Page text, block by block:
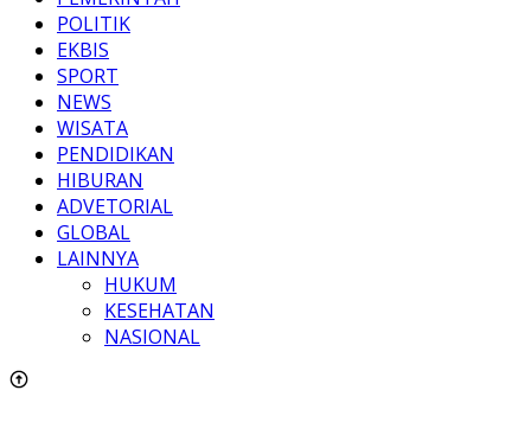
POLITIK
EKBIS
SPORT
NEWS
WISATA
PENDIDIKAN
HIBURAN
ADVETORIAL
GLOBAL
LAINNYA
HUKUM
KESEHATAN
NASIONAL